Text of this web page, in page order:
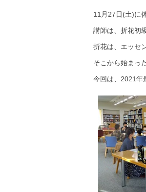
11月27日(土)に
講師は、折花初
折花は、エッセ
そこから始まっ
今回は、2021年